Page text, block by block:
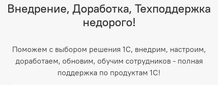
Внедрение, Доработка, Техподдержка
недорого!
Поможем с выбором решения 1С, внедрим, настроим,
доработаем, обновим, обучим сотрудников - полная
поддержка по продуктам 1С!